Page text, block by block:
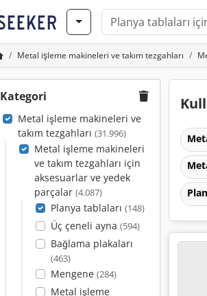
Metal işleme makineleri ve takım tezgahları
Kategori
Metal işleme makineleri ve
takım tezgahları (31.996)
Metal işleme makineleri
ve takım tezgahları için
aksesuarlar ve yedek
parçalar (4.087)
Planya tablaları (148)
Üç çeneli ayna (594)
Bağlama plakaları
(463)
Mengene (284)
Metal işleme